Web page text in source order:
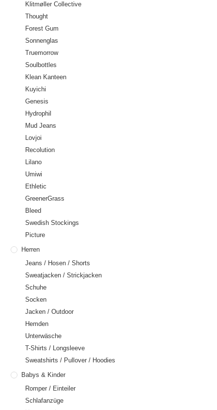
Klitmøller Collective
Thought
Forest Gum
Sonnenglas
Truemorrow
Soulbottles
Klean Kanteen
Kuyichi
Genesis
Hydrophil
Mud Jeans
Lovjoi
Recolution
Lilano
Umiwi
Ethletic
GreenerGrass
Bleed
Swedish Stockings
Picture
Herren
Jeans / Hosen / Shorts
Sweatjacken / Strickjacken
Schuhe
Socken
Jacken / Outdoor
Hemden
Unterwäsche
T-Shirts / Longsleeve
Sweatshirts / Pullover / Hoodies
Babys & Kinder
Romper / Einteiler
Schlafanzüge